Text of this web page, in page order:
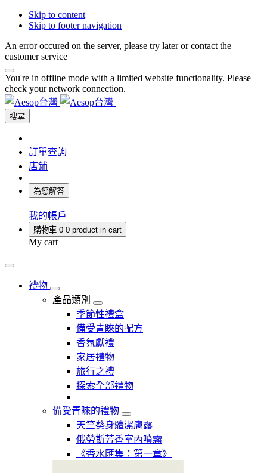
Skip to content
Skip to footer navigation
An error occured on the server, please try later or contact the
customer service
You're in offline mode with a limited website functionality. Please
check your network connection.
搜尋
訂單查詢
店鋪
為您解答
我的帳戶
購物車 0 0 product in cart
My cart
禮物
產品類別
季節性禮盒
備受青睞的配方
香氛獻禮
家居禮物
旅行之禮
探索全部禮物
備受青睞的禮物
天竺葵身體潔膚露
俄勞斯芳香室內噴霧
《香水匯集：第一章》​